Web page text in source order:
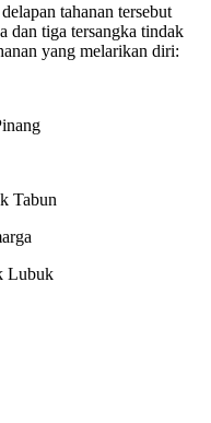
tahanan tersebut
dan tiga tersangka tindak
yang melarikan diri:
Tabun
Lubuk